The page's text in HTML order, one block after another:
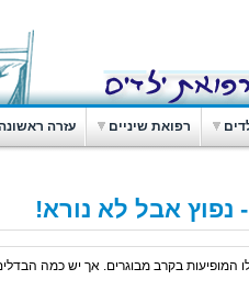
רפואת שיניים עזרה
נפוץ אבל לא נורא!
המופיעות בקרב מבוגרים. אך יש כמה